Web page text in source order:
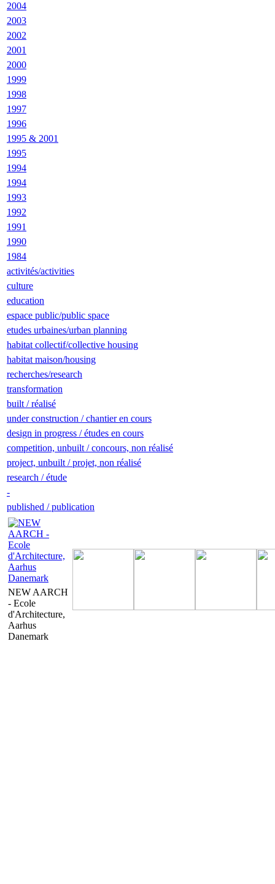
2004
2003
2002
2001
2000
1999
1998
1997
1996
1995 & 2001
1995
1994
1994
1993
1992
1991
1990
1984
activités/activities
culture
education
espace public/public space
etudes urbaines/urban planning
habitat collectif/collective housing
habitat maison/housing
recherches/research
transformation
built / réalisé
under construction / chantier en cours
design in progress / études en cours
competition, unbuilt / concours, non réalisé
project, unbuilt / projet, non réalisé
research / étude
-
published / publication
NEW AARCH
- Ecole
d'Architecture,
Aarhus
Danemark